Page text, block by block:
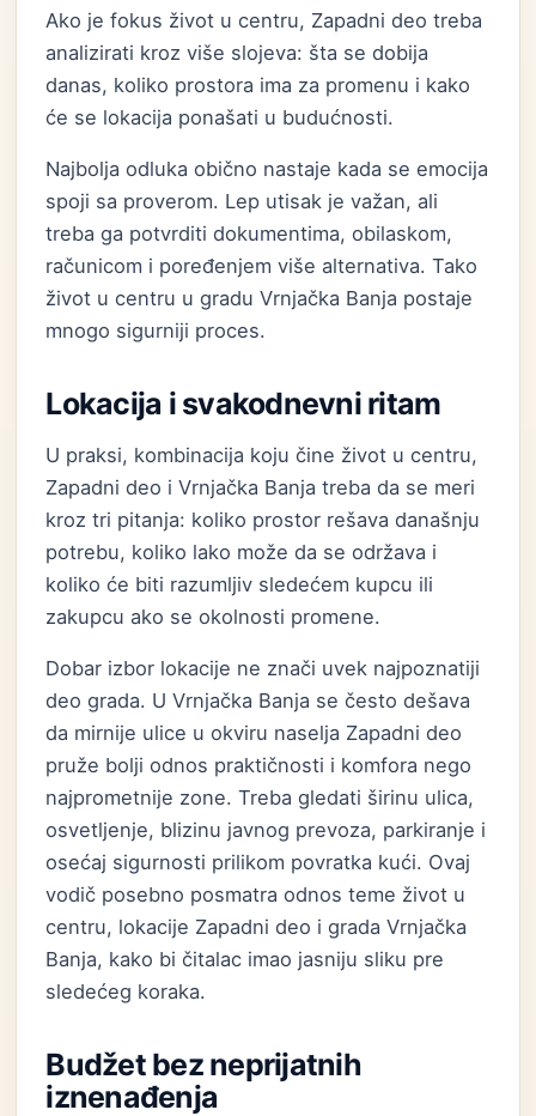
Ako je fokus život u centru, Zapadni deo treba
analizirati kroz više slojeva: šta se dobija
danas, koliko prostora ima za promenu i kako
će se lokacija ponašati u budućnosti.
Najbolja odluka obično nastaje kada se emocija
spoji sa proverom. Lep utisak je važan, ali
treba ga potvrditi dokumentima, obilaskom,
računicom i poređenjem više alternativa. Tako
život u centru u gradu Vrnjačka Banja postaje
mnogo sigurniji proces.
Lokacija i svakodnevni ritam
U praksi, kombinacija koju čine život u centru,
Zapadni deo i Vrnjačka Banja treba da se meri
kroz tri pitanja: koliko prostor rešava današnju
potrebu, koliko lako može da se održava i
koliko će biti razumljiv sledećem kupcu ili
zakupcu ako se okolnosti promene.
Dobar izbor lokacije ne znači uvek najpoznatiji
deo grada. U Vrnjačka Banja se često dešava
da mirnije ulice u okviru naselja Zapadni deo
pruže bolji odnos praktičnosti i komfora nego
najprometnije zone. Treba gledati širinu ulica,
osvetljenje, blizinu javnog prevoza, parkiranje i
osećaj sigurnosti prilikom povratka kući. Ovaj
vodič posebno posmatra odnos teme život u
centru, lokacije Zapadni deo i grada Vrnjačka
Banja, kako bi čitalac imao jasniju sliku pre
sledećeg koraka.
Budžet bez neprijatnih
iznenađenja